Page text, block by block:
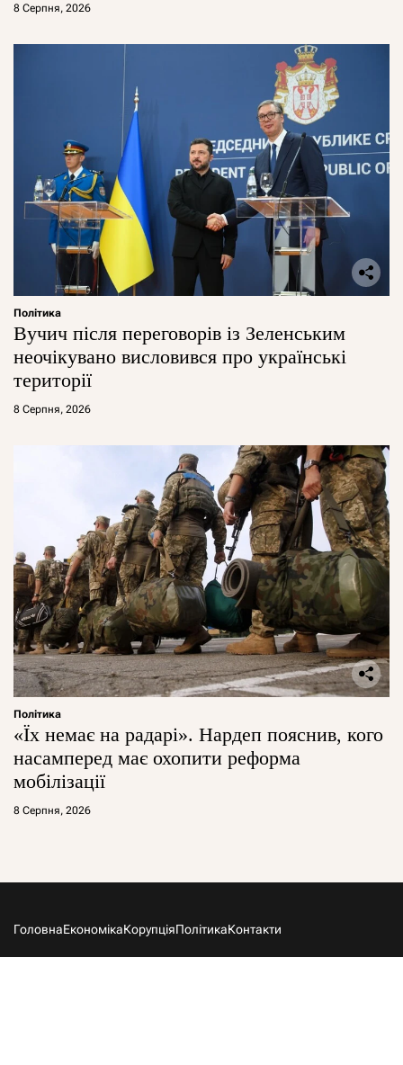
8 Серпня, 2026
Політика
Вучич після переговорів із Зеленським
неочікувано висловився про українські
території
8 Серпня, 2026
Політика
«Їх немає на радарі». Нардеп пояснив, кого
насамперед має охопити реформа
мобілізації
8 Серпня, 2026
ГоловнаЕкономікаКорупціяПолітикаКонтакти